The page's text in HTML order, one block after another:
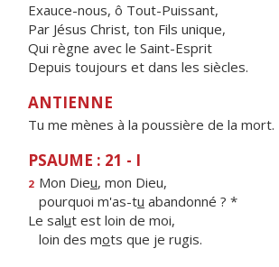
Exauce-nous, ô Tout-Puissant,
Par Jésus Christ, ton Fils unique,
Qui règne avec le Saint-Esprit
Depuis toujours et dans les siècles.
ANTIENNE
Tu me mènes à la poussière de la mort.
PSAUME : 21 - I
2 Mon Dieu, mon Dieu,
pourquoi m'as-tu abandonné ? *
Le salut est loin de moi,
loin des mots que je rugis.